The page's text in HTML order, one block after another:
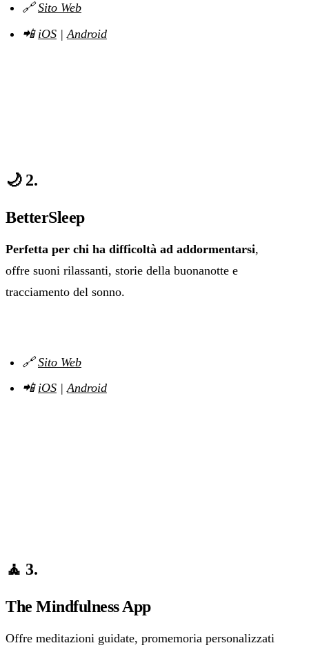
🔗 Sito Web
📲 iOS | Android
🌙 2.
BetterSleep
Perfetta per chi ha difficoltà ad addormentarsi,
offre suoni rilassanti, storie della buonanotte e
tracciamento del sonno.
🔗 Sito Web
📲 iOS | Android
🧘 3.
The Mindfulness App
Offre meditazioni guidate, promemoria personalizzati